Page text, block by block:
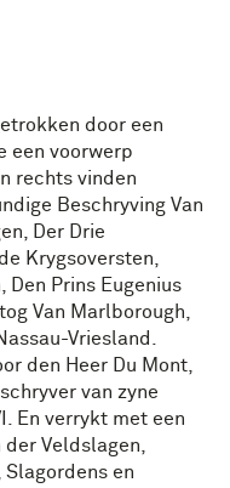
door een
een voorwerp
rechts vinden
Beschryving Van
Der Drie
Krygsoversten,
Den Prins Eugenius
Van Marlborough,
Vriesland.
den Heer Du Mont,
van zyne
En verrykt met een
Veldslagen,
en